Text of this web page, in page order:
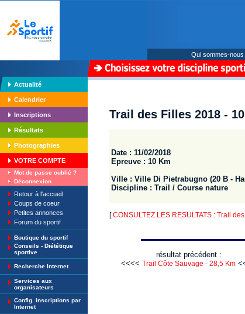
Qui sommes-nous
Actualité
Calendrier
Inscriptions
Résultats
Photographies
VOTRE COMPTE
Mot de passe oublié ?
Déconnexion
Retour à l'accueil
Coups de coeur
Petites annonces
Forum du sportif
Boutique du sportif
Conseils - Diététique
sportive
Recherche Internet
Services aux
organisateurs
Config. inscriptions par
Internet
Trail des Filles 2018 -
Date : 11/02/2018
Epreuve : 10 Km
Ville : Ville Di Pietrabugno (20 B -
Discipline : Trail / Course nature
[CONSULTEZ LES RESULTATS : Trail
résultat précédent :
<<<< Trail Côte Sauvage - 28,5 Km